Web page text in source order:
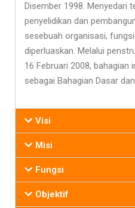
Disember 1998. Menyedari
penyelidikan dan
sesebuah organisasi,
diperluaskan. Melalui
16 Februari 2008, bahagian
sebagai Bahagian Dasar
Visi
Misi
Fungsi
Objektif